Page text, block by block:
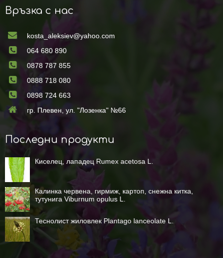
Връзка с нас
kosta_aleksiev@yahoo.com
064 680 890
0878 787 855
0888 718 080
0898 724 663
гр. Плевен, ул. "Лозенка" №66
Последни продукти
Киселец, лападец Rumex acetosa L.
Калинка червена, гирмиж, картоп, снежна китка,
тутунига Viburnum opulus L.
Теснолист жиловлек Plantago lanceolate L.